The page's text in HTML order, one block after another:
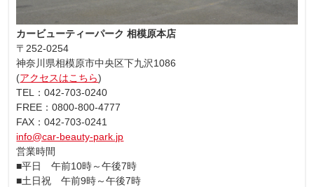
カービューティーパーク 相模原本店
〒252-0254
神奈川県相模原市中央区下九沢1086
(アクセスはこちら)
TEL：042-703-0240
FREE：0800-800-4777
FAX：042-703-0241
info@car-beauty-park.jp
営業時間
■平日 午前10時～午後7時
■土日祝 午前9時～午後7時